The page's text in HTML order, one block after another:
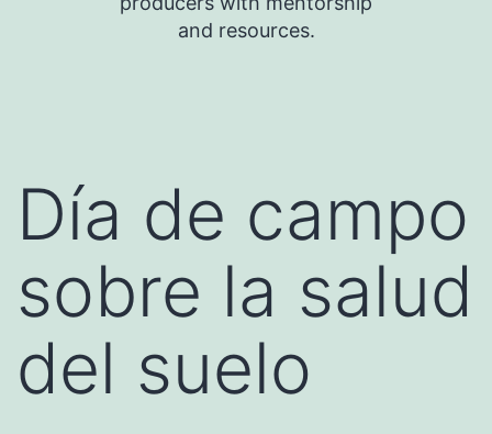
and resources.
Día de campo
sobre la salud
del suelo